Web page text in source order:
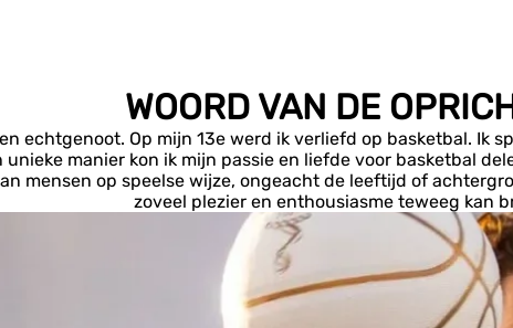
WOORD VAN DE
echtgenoot. Op mijn 13e werd ik verliefd op basketbal.
manier kon ik mijn passie en liefde voor basketbal
mensen op speelse wijze, ongeacht de leeftijd of
zoveel plezier en enthousiasme teweeg kan